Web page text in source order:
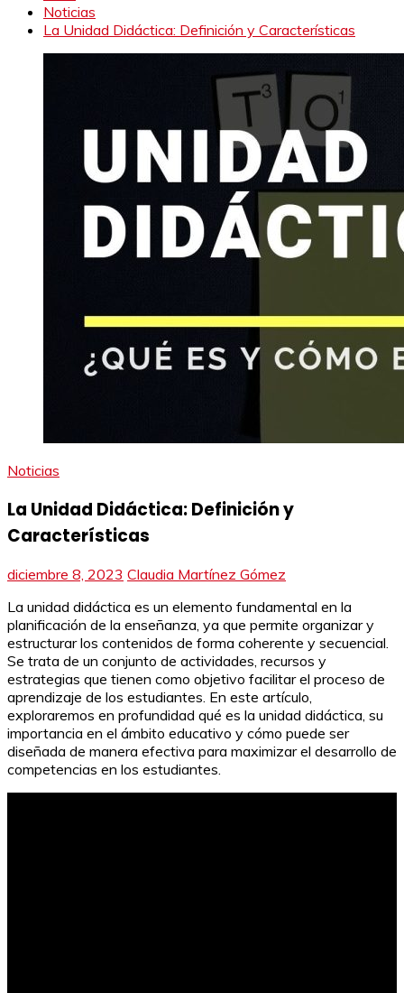
Noticias
La Unidad Didáctica: Definición y Características
Noticias
La Unidad Didáctica: Definición y
Características
diciembre 8, 2023 Claudia Martínez Gómez
La unidad didáctica es un elemento fundamental en la
planificación de la enseñanza, ya que permite organizar y
estructurar los contenidos de forma coherente y secuencial.
Se trata de un conjunto de actividades, recursos y
estrategias que tienen como objetivo facilitar el proceso de
aprendizaje de los estudiantes. En este artículo,
exploraremos en profundidad qué es la unidad didáctica, su
importancia en el ámbito educativo y cómo puede ser
diseñada de manera efectiva para maximizar el desarrollo de
competencias en los estudiantes.